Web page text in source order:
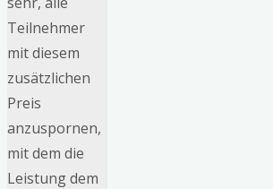
Teilnehmer
mit diesem
zusätzlichen
Preis
anzuspornen,
mit dem die
Leistung dem